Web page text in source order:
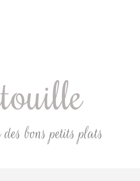
bons petits plats